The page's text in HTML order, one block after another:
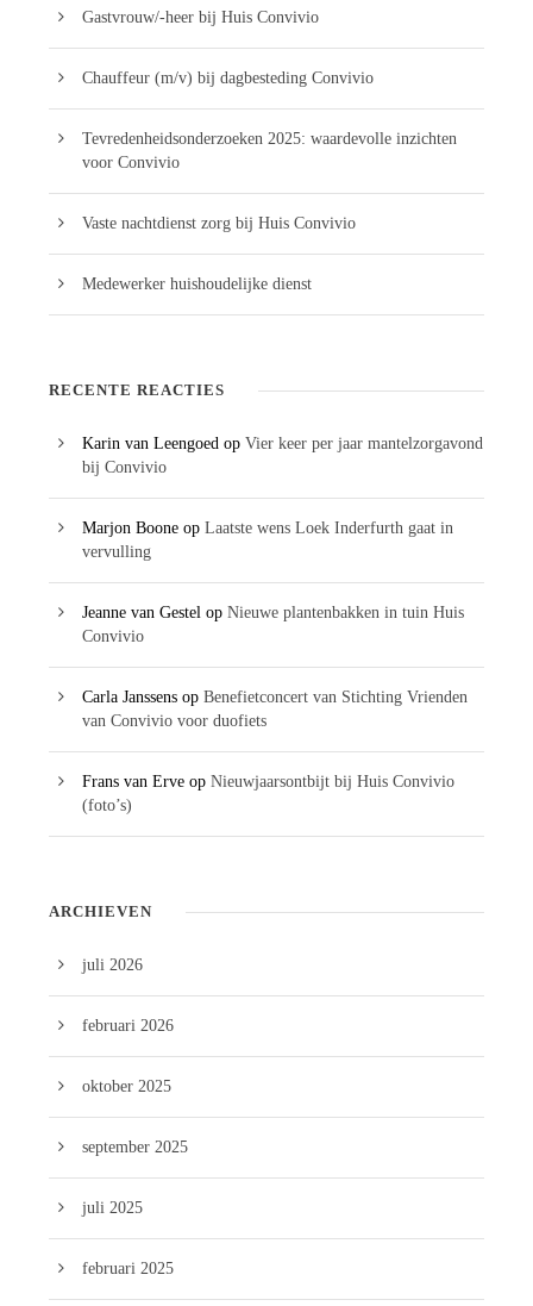
Gastvrouw/-heer bij Huis Convivio
Chauffeur (m/v) bij dagbesteding Convivio
Tevredenheidsonderzoeken 2025: waardevolle inzichten
voor Convivio
Vaste nachtdienst zorg bij Huis Convivio
Medewerker huishoudelijke dienst
RECENTE REACTIES
Karin van Leengoed op Vier keer per jaar mantelzorgavond
bij Convivio
Marjon Boone op Laatste wens Loek Inderfurth gaat in
vervulling
Jeanne van Gestel op Nieuwe plantenbakken in tuin Huis
Convivio
Carla Janssens op Benefietconcert van Stichting Vrienden
van Convivio voor duofiets
Frans van Erve op Nieuwjaarsontbijt bij Huis Convivio
(foto’s)
ARCHIEVEN
juli 2026
februari 2026
oktober 2025
september 2025
juli 2025
februari 2025